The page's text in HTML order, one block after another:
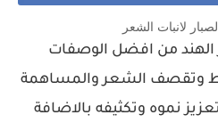
لانبات الشعر
الهند من افضل الوصفات
وتقصف الشعر والمساهمة
نموه وتكثيفه بالاضافة